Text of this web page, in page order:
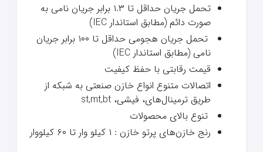
تحمل جریان حداقل تا ۱.۳ برابر جریان نامی به
صورت دائم (مطابق استاندار IEC)
تحمل جریان هجومی حداقل تا ۱۰۰ برابر جریان
نامی (مطابق استاندار IEC)
قیمت رقابتی با حفظ کیفیت
اتصالات متنوع انواع خازن صنعتی به شبکه از
طریق ترمینال‌های، فیشی، st,mt,bt
تنوع بالای محصولات
رنج خازن‌های پرتو خازن : ۱ کیلو وار تا ۶۰ کیلووار